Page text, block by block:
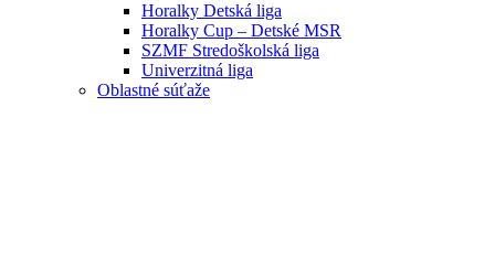
Horalky Detská liga
Horalky Cup – Detské MSR
SZMF Stredoškolská liga
Univerzitná liga
Oblastné súťaže